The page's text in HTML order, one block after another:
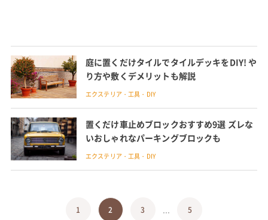
庭に置くだけタイルでタイルデッキをDIY! や
り方や敷くデメリットも解説
エクステリア・工具・DIY
置くだけ車止めブロックおすすめ9選 ズレな
いおしゃれなパーキングブロックも
エクステリア・工具・DIY
1 2 3 ... 5